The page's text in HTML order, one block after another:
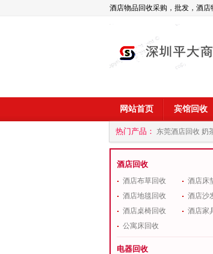
酒店物品回收采购，批发，酒店
网站首页 宾馆回收
热门产品： 东莞酒店回收 奶
商 深圳酒店用品回收公司
酒店回收
酒店布草回收
酒店床
酒店地毯回收
酒店沙
酒店桌椅回收
酒店家
公寓床回收
电器回收